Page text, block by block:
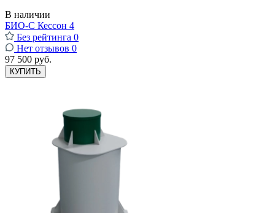
В наличии
БИО-С Кессон 4
Без рейтинга 0
Нет отзывов 0
97 500 руб.
КУПИТЬ